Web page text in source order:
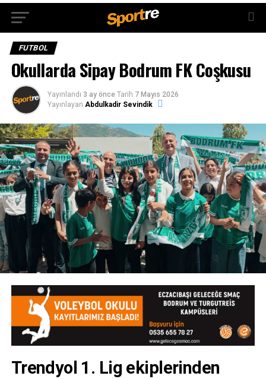
FUTBOL
Okullarda Sipay Bodrum FK Coşkusu
Yayınlandı 3 ay önce Tarih 7 Mayıs 2026
Yayınlayan Abdulkadir Sevindik
Trendyol 1. Lig ekiplerinden